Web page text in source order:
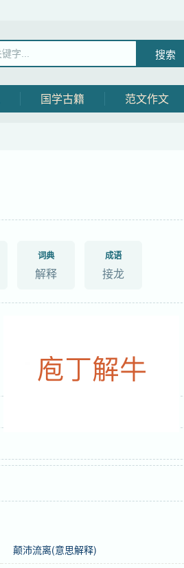
国学古籍 范文作文
词典
解释
成语
接龙
颠沛流离(意思解释)